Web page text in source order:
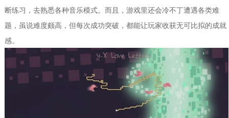
断练习，去熟悉各种音乐模式。而且，游戏里还会冷不丁遭遇各类难
题，虽说难度颇高，但每次成功突破，都能让玩家收获无可比拟的成就
感。